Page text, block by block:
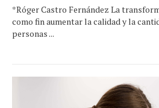
*Róger Castro Fernández La
como fin aumentar la calidad y la
personas ...